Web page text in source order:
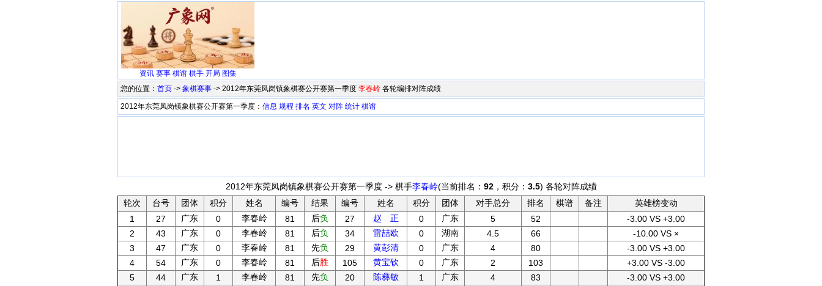
资讯 赛事 棋谱 棋手 开局 图集
您的位置： 首页 -> 象棋赛事 -> 2012年东莞凤岗镇象棋赛公开赛第一季度 李春岭 各轮编排对阵成绩
2012年东莞凤岗镇象棋赛公开赛第一季度： 信息 规程 排名 英文 对阵 统计 棋谱
2012年东莞凤岗镇象棋赛公开赛第一季度 -> 棋手李春岭(当前排名： 92，积分： 3.5) 各轮对阵成绩
轮次
台号 团体 积分 姓名 编号 结果 编号 姓名 积分 团体 对手总分 排名 棋谱 备注
英雄榜变动
1
27 广东 0 李春岭 81 后负 27 赵 正 0 广东 5 52
-3.00 VS +3.00
2
43 广东 0 李春岭 81 后负 34 雷喆欧 0 湖南 4.5 66
-10.00 VS ×
3
47 广东 0 李春岭 81 先负 29 黄彭清 0 广东 4 80
-3.00 VS +3.00
4
54 广东 0 李春岭 81 后胜 105 黄宝钦 0 广东 2 103
+3.00 VS -3.00
5
44 广东 1 李春岭 81 先负 20 陈彝敏 1 广东 4 83
-3.00 VS +3.00